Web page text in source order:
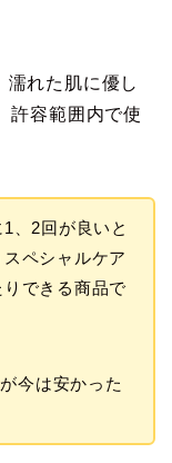
濡れた肌に優し
許容範囲内で使
、2回が良いと
ペシャルケア
できる商品で
今は安かった